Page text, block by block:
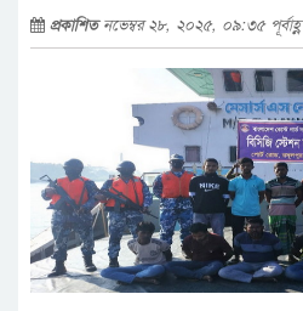
প্রকাশিতনভেম্বর ২৮, ২০২৫, ০৯:৩৫ পূর্বাহ্ণ